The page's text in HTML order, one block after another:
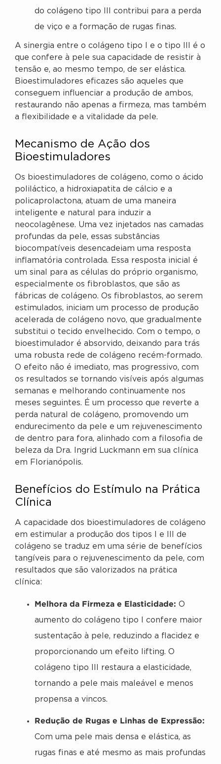
do colágeno tipo III contribui para a perda
de viço e a formação de rugas finas.
A sinergia entre o colágeno tipo I e o tipo III é o
que confere à pele sua capacidade de resistir à
tensão e, ao mesmo tempo, de ser elástica.
Bioestimuladores eficazes são aqueles que
conseguem influenciar a produção de ambos,
restaurando não apenas a firmeza, mas também
a flexibilidade e a vitalidade da pele.
Mecanismo de Ação dos
Bioestimuladores
Os bioestimuladores de colágeno, como o ácido
poliláctico, a hidroxiapatita de cálcio e a
policaprolactona, atuam de uma maneira
inteligente e natural para induzir a
neocolagênese. Uma vez injetados nas camadas
profundas da pele, essas substâncias
biocompatíveis desencadeiam uma resposta
inflamatória controlada. Essa resposta inicial é
um sinal para as células do próprio organismo,
especialmente os fibroblastos, que são as
fábricas de colágeno. Os fibroblastos, ao serem
estimulados, iniciam um processo de produção
acelerada de colágeno novo, que gradualmente
substitui o tecido envelhecido. Com o tempo, o
bioestimulador é absorvido, deixando para trás
uma robusta rede de colágeno recém-formado.
O efeito não é imediato, mas progressivo, com
os resultados se tornando visíveis após algumas
semanas e melhorando continuamente nos
meses seguintes. É um processo que reverte a
perda natural de colágeno, promovendo um
endurecimento da pele e um rejuvenescimento
de dentro para fora, alinhado com a filosofia de
beleza da Dra. Ingrid Luckmann em sua clínica
em Florianópolis.
Benefícios do Estímulo na Prática
Clínica
A capacidade dos bioestimuladores de colágeno
em estimular a produção dos tipos I e III de
colágeno se traduz em uma série de benefícios
tangíveis para o rejuvenescimento da pele, com
resultados que são valorizados na prática
clínica:
Melhora da Firmeza e Elasticidade: O
aumento do colágeno tipo I confere maior
sustentação à pele, reduzindo a flacidez e
proporcionando um efeito lifting. O
colágeno tipo III restaura a elasticidade,
tornando a pele mais maleável e menos
propensa a vincos.
Redução de Rugas e Linhas de Expressão:
Com uma pele mais densa e elástica, as
rugas finas e até mesmo as mais profundas